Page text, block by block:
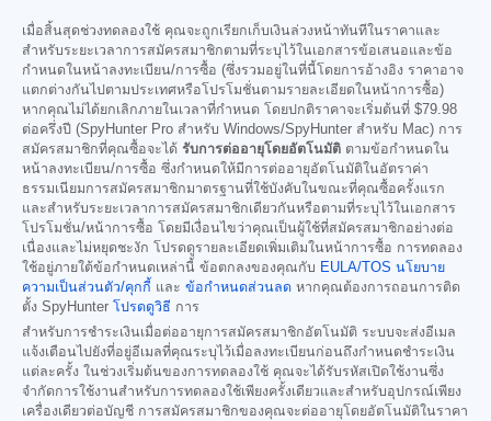
เมื่อสิ้นสุดช่วงทดลองใช้ คุณจะถูกเรียกเก็บเงินล่วงหน้าทันทีในราคาและ
สำหรับระยะเวลาการสมัครสมาชิกตามที่ระบุไว้ในเอกสารข้อเสนอและข้อ
กำหนดในหน้าลงทะเบียน/การซื้อ (ซึ่งรวมอยู่ในที่นี้โดยการอ้างอิง ราคาอาจ
แตกต่างกันไปตามประเทศหรือโปรโมชั่นตามรายละเอียดในหน้าการซื้อ)
หากคุณไม่ได้ยกเลิกภายในเวลาที่กำหนด โดยปกติราคาจะเริ่มต้นที่ $79.98
ต่อครึ่งปี (SpyHunter Pro สำหรับ Windows/SpyHunter สำหรับ Mac) การ
สมัครสมาชิกที่คุณซื้อจะได้ รับการต่ออายุโดยอัตโนมัติ ตามข้อกำหนดใน
หน้าลงทะเบียน/การซื้อ ซึ่งกำหนดให้มีการต่ออายุอัตโนมัติในอัตราค่า
ธรรมเนียมการสมัครสมาชิกมาตรฐานที่ใช้บังคับในขณะที่คุณซื้อครั้งแรก
และสำหรับระยะเวลาการสมัครสมาชิกเดียวกันหรือตามที่ระบุไว้ในเอกสาร
โปรโมชั่น/หน้าการซื้อ โดยมีเงื่อนไขว่าคุณเป็นผู้ใช้ที่สมัครสมาชิกอย่างต่อ
เนื่องและไม่หยุดชะงัก โปรดดูรายละเอียดเพิ่มเติมในหน้าการซื้อ การทดลอง
ใช้อยู่ภายใต้ข้อกำหนดเหล่านี้ ข้อตกลงของคุณกับ EULA/TOS นโยบาย
ความเป็นส่วนตัว/คุกกี้ และ ข้อกำหนดส่วนลด หากคุณต้องการถอนการติด
ตั้ง SpyHunter โปรดดูวิธี การ
สำหรับการชำระเงินเมื่อต่ออายุการสมัครสมาชิกอัตโนมัติ ระบบจะส่งอีเมล
แจ้งเตือนไปยังที่อยู่อีเมลที่คุณระบุไว้เมื่อลงทะเบียนก่อนถึงกำหนดชำระเงิน
แต่ละครั้ง ในช่วงเริ่มต้นของการทดลองใช้ คุณจะได้รับรหัสเปิดใช้งานซึ่ง
จำกัดการใช้งานสำหรับการทดลองใช้เพียงครั้งเดียวและสำหรับอุปกรณ์เพียง
เครื่องเดียวต่อบัญชี การสมัครสมาชิกของคุณจะต่ออายุโดยอัตโนมัติในราคา